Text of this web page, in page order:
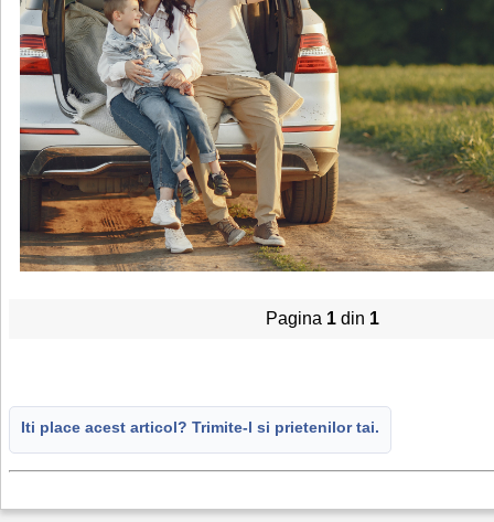
Pagina 1 din 1
Iti place acest articol? Trimite-l si prietenilor tai.